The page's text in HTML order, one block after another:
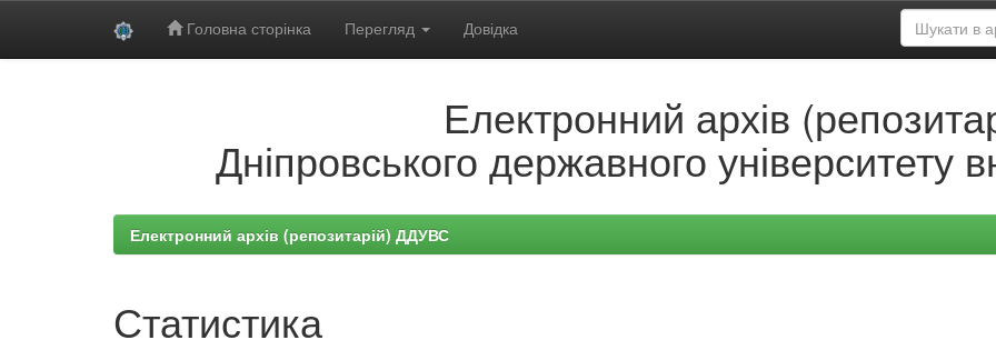
Головна сторінка Перегляд Довідка
Електронний архів
Дніпровського державного університету
Електронний архів (репозитарій) ДДУВС
Статистика